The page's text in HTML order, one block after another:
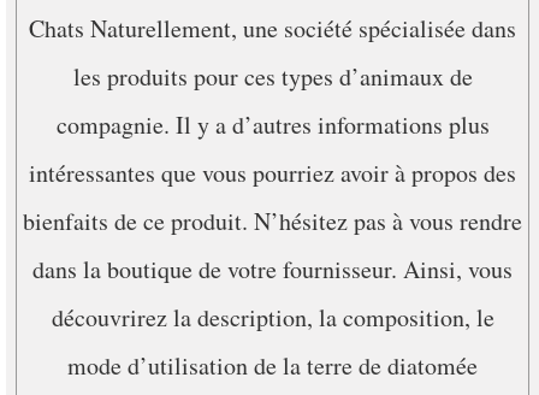
Chats Naturellement, une société spécialisée dans
les produits pour ces types d’animaux de
compagnie. Il y a d’autres informations plus
intéressantes que vous pourriez avoir à propos des
bienfaits de ce produit. N’hésitez pas à vous rendre
dans la boutique de votre fournisseur. Ainsi, vous
découvrirez la description, la composition, le
mode d’utilisation de la terre de diatomée